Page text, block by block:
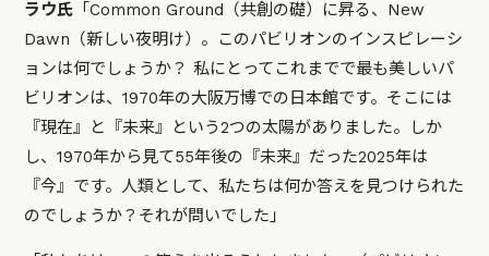
ラウ氏 「Common Ground（共創の礎）に昇る、New
Dawn（新しい夜明け）。このパビリオンのインスピレーシ
ョンは何でしょうか？ 私にとってこれまでで最も美しいパ
ビリオンは、1970年の大阪万博での日本館です。そこには
『現在』と『未来』という2つの太陽がありました。しか
し、1970年から見て55年後の『未来』だった2025年は
『今』です。人類として、私たちは何か答えを見つけられた
のでしょうか？それが問いでした」